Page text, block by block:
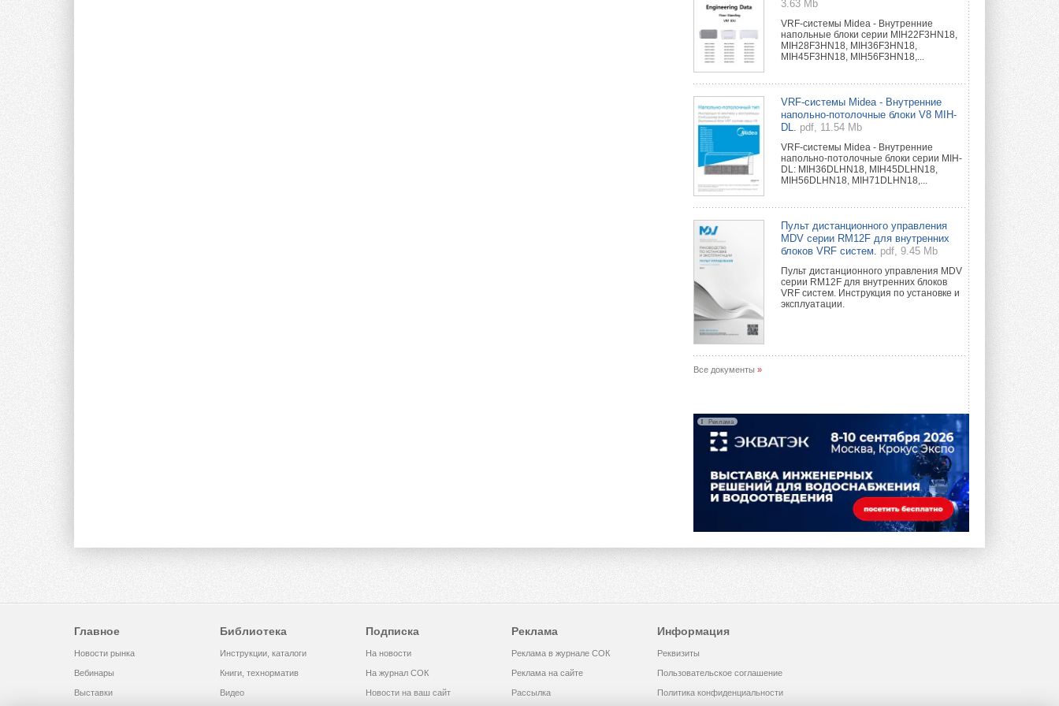
3.63 Mb
VRF-системы Midea - Внутренние
напольные блоки серии MIH22F3HN18,
MIH28F3HN18, MIH36F3HN18,
MIH45F3HN18, MIH56F3HN18,...
VRF-системы Midea - Внутренние
напольно-потолочные блоки V8 MIH-
DL.
pdf, 11.54 Mb
VRF-системы Midea - Внутренние
напольно-потолочные блоки серии MIH-
DL: MIH36DLHN18, MIH45DLHN18,
MIH56DLHN18, MIH71DLHN18,...
Пульт дистанционного управления
MDV серии RM12F для внутренних
блоков VRF систем.
pdf, 9.45 Mb
Пульт дистанционного управления MDV
серии RM12F для внутренних блоков
VRF систем. Инструкция по установке и
эксплуатации.
Все документы »
Реклама
Главное
Новости рынка
Вебинары
Выставки
Библиотека
Инструкции, каталоги
Книги, технорматив
Видео
Подписка
На новости
На журнал СОК
Новости на ваш сайт
Реклама
Реклама в журнале СОК
Реклама на сайте
Рассылка
Информация
Реквизиты
Пользовательское соглашение
Политика конфиденциальности